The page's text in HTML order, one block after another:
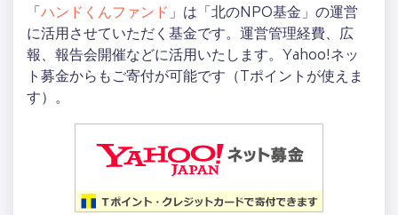
「ハンドくんファンド」は「北のNPO基金」の運営
に活用させていただく基金です。運営管理経費、広
報、報告会開催などに活用いたします。Yahoo!ネッ
ト募金からもご寄付が可能です（Tポイントが使えま
す）。